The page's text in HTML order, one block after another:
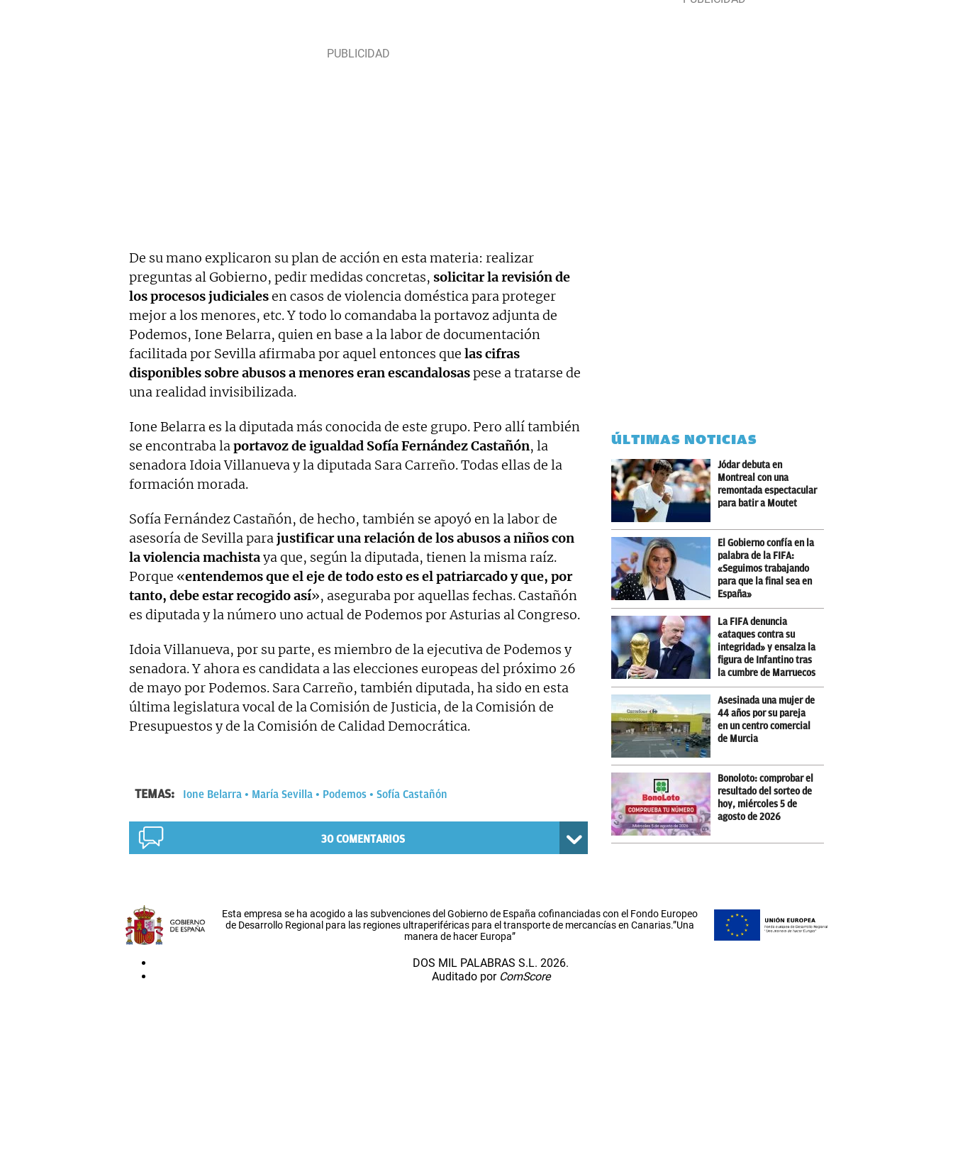
De su mano explicaron su plan de acción en esta materia: realizar
preguntas al Gobierno, pedir medidas concretas, solicitar la revisión de
los procesos judicialesen casos de violencia doméstica para proteger
mejor a los menores, etc. Y todo lo comandaba la portavoz adjunta de
Podemos, Ione Belarra, quien en base a la labor de documentación
facilitada por Sevilla afirmaba por aquel entonces que las cifras
disponibles sobre abusos a menores eran escandalosaspese a tratarse de
una realidad invisibilizada.
Ione Belarra es la diputada más conocida de este grupo. Pero allí también
se encontraba laportavoz de igualdad Sofía Fernández Castañón, la
senadora Idoia Villanueva y la diputada Sara Carreño. Todas ellas de la
formación morada.
Sofía Fernández Castañón, de hecho, también se apoyó en la labor de
asesoría de Sevilla parajustificar una relación de los abusos a niños con
la violencia machistaya que, según la diputada, tienen la misma raíz.
Porque «entendemos que el eje de todo esto es el patriarcado y que, por
tanto, debe estar recogido así», aseguraba por aquellas fechas. Castañón
es diputada y la número uno actual de Podemos por Asturias al Congreso.
Idoia Villanueva, por su parte, es miembro de la ejecutiva de Podemos y
senadora. Y ahora es candidata a las elecciones europeas del próximo 26
de mayo por Podemos. Sara Carreño, también diputada, ha sido en esta
última legislatura vocal de la Comisión de Justicia, de la Comisión de
Presupuestos y de la Comisión de Calidad Democrática.
TEMAS: Ione Belarra María Sevilla Podemos Sofía Castañón
30COMENTARIOS
ÚLTIMAS NOTICIAS
Jódar debuta en
Montreal con una
remontada espectacular
para batir a Moutet
El Gobierno confía en la
palabra de la FIFA:
«Seguimos trabajando
para que la final sea en
España»
La FIFA denuncia
«ataques contra su
integridad» y ensalza la
figura de Infantino tras
la cumbre de Marruecos
Asesinada una mujer de
44 años por su pareja
en un centro comercial
de Murcia
Bonoloto: comprobar el
resultado del sorteo de
hoy, miércoles 5 de
agosto de 2026
Esta empresa se ha acogido a las subvenciones del Gobierno de España cofinanciadas con el Fondo Europeo
de Desarrollo Regional para las regiones ultraperiféricas para el transporte de mercancías en Canarias.”Una
manera de hacer Europa”
DOS MIL PALABRAS S.L. 2026.
Auditado por ComScore